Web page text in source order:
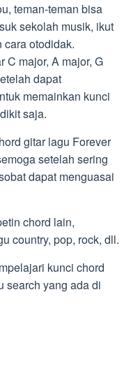
teman-teman bisa
sekolah musik, ikut
cara otodidak.
C major, A major, G
dapat
memainkan kunci
saja.
gitar lagu Forever
setelah sering
dapat menguasai
chord lain,
country, pop, rock, dll.
kunci chord
search yang ada di